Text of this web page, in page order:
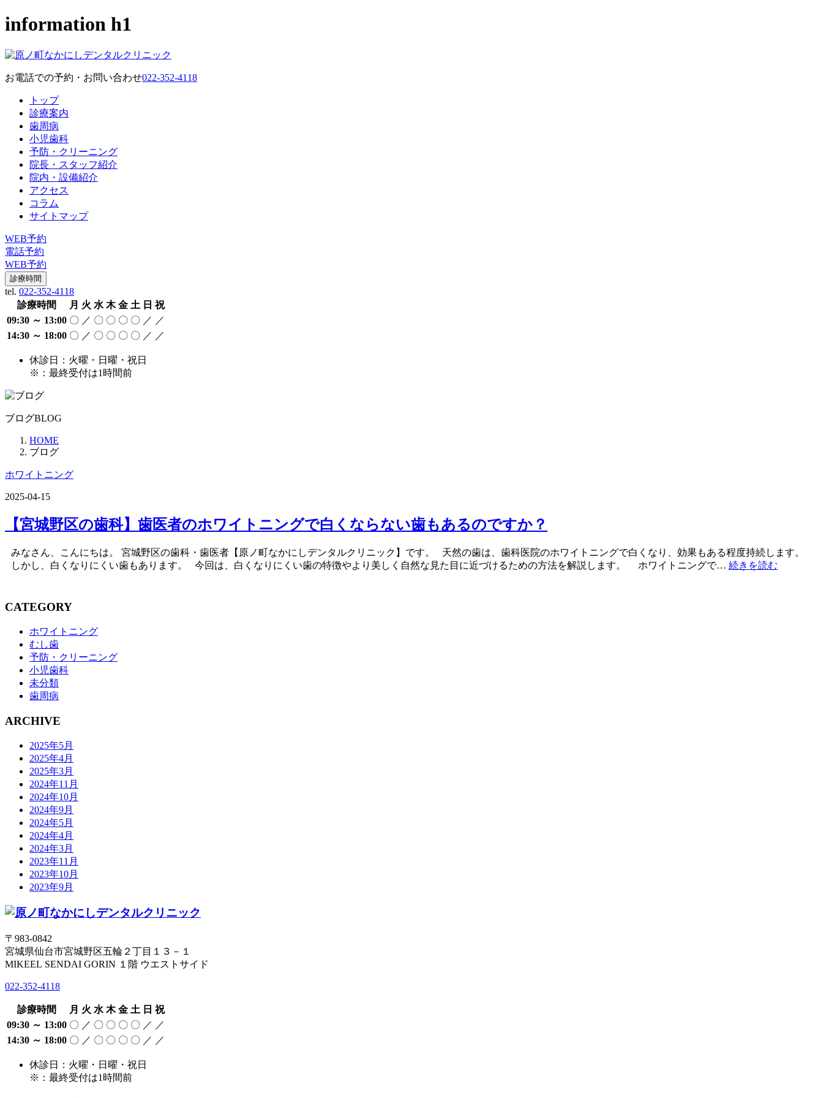
information h1
お電話での予約・お問い合わせ022-352-4118
トップ
診療案内
歯周病
小児歯科
予防・クリーニング
院長・スタッフ紹介
院内・設備紹介
アクセス
コラム
サイトマップ
WEB予約
電話予約
WEB予約
診療時間
tel. 022-352-4118
診療時間
月 火 水 木 金 土 日 祝
09:30 ～ 13:00 〇 ／ 〇 〇 〇 〇 ／ ／
14:30 ～ 18:00 〇 ／ 〇 〇 〇 〇 ／ ／
休診日：火曜・日曜・祝日
※：最終受付は1時間前
ブログBLOG
HOME
ブログ
ホワイトニング
2025-04-15
【宮城野区の歯科】歯医者のホワイトニングで白くならない歯もあるのですか？
みなさん、こんにちは。 宮城野区の歯科・歯医者【原ノ町なかにしデンタルクリニック】です。 天然の歯は、歯科医院のホワイトニングで白くなり、効果もある程度持続します。
しかし、白くなりにくい歯もあります。 今回は、白くなりにくい歯の特徴やより美しく自然な見た目に近づけるための方法を解説します。 ホワイトニングで… 続きを読む
CATEGORY
ホワイトニング
むし歯
予防・クリーニング
小児歯科
未分類
歯周病
ARCHIVE
2025年5月
2025年4月
2025年3月
2024年11月
2024年10月
2024年9月
2024年5月
2024年4月
2024年3月
2023年11月
2023年10月
2023年9月
〒983-0842
宮城県仙台市宮城野区五輪２丁目１３－１
MIKEEL SENDAI GORIN １階 ウエストサイド
022-352-4118
診療時間 月 火 水 木 金 土 日 祝
09:30 ～ 13:00 〇 ／ 〇 〇 〇 〇 ／ ／
14:30 ～ 18:00 〇 ／ 〇 〇 〇 〇 ／ ／
休診日：火曜・日曜・祝日
※：最終受付は1時間前